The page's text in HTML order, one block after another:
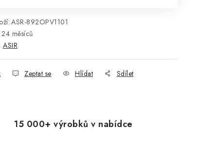
ASR-892OPV1101
24 měsíců
ASIR
Zeptat se Hlídat Sdílet
15 000+ výrobků v nabídce